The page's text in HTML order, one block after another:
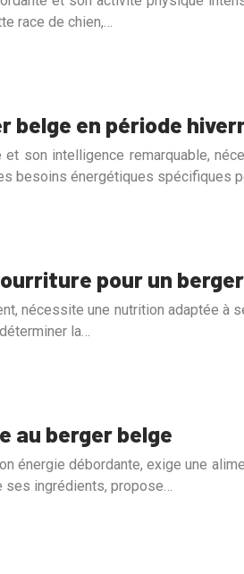
race de chien,…
en période
son intelligence remarquable,
besoins énergétiques spécifiques
pour un
nécessite une nutrition adaptée
la…
au berger belge
énergie débordante, exige une
ses ingrédients, propose…